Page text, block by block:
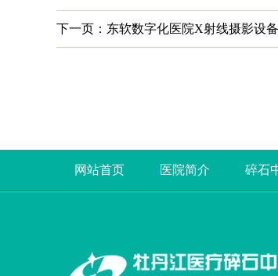
下一页：东软数字化医院X射线摄影设
网站首页 医院简介 碎石